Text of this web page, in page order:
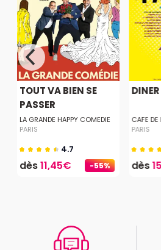
-55%
TOUT VA BIEN SE
PASSER
LA GRANDE HAPPY COMEDIE
PARIS
4.7
dès11,45€
CAFE DE
PARIS
dès